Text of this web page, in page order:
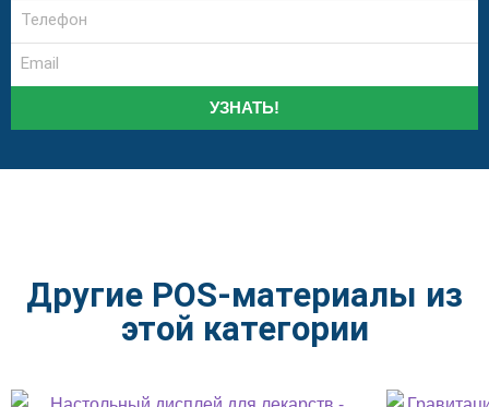
УЗНАТЬ!
Другие POS-материалы из
этой категории